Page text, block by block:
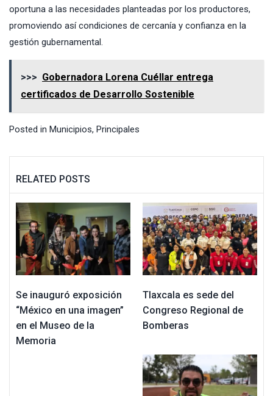
oportuna a las necesidades planteadas por los productores,
promoviendo así condiciones de cercanía y confianza en la
gestión gubernamental.
>>> Gobernadora Lorena Cuéllar entrega
certificados de Desarrollo Sostenible
Posted in Municipios, Principales
RELATED POSTS
Se inauguró exposición
“México en una imagen”
en el Museo de la
Memoria
Tlaxcala es sede del
Congreso Regional de
Bomberas